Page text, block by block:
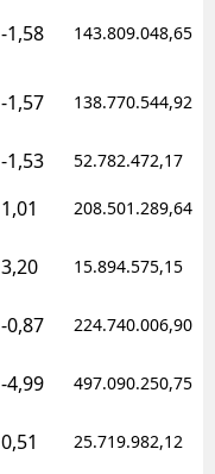
Muş
Nevşehir
Niğde
Samsun
-1,58 143.809.048,65
-1,57 138.770.544,92
-1,53 52.782.472,17
1,01 208.501.289,64
3,20 15.894.575,15
-0,87 224.740.006,90
-4,99 497.090.250,75
0,51 25.719.982,12